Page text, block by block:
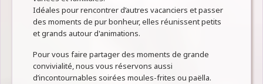
Idéales pour rencontrer d’autres vacanciers et passer
des moments de pur bonheur, elles réunissent petits
et grands autour d'animations.
Pour vous faire partager des moments de grande
convivialité, nous vous réservons aussi
d’incontournables soirées moules-frites ou paëlla.